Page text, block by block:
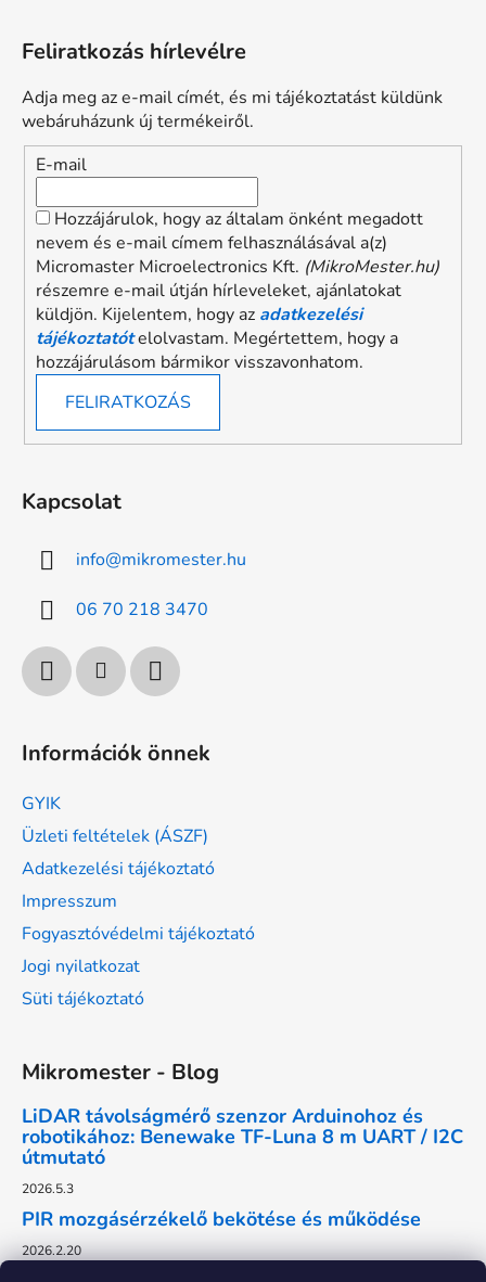
Feliratkozás hírlevélre
Adja meg az e-mail címét, és mi tájékoztatást küldünk
webáruházunk új termékeiről.
E-mail
Hozzájárulok, hogy az általam önként megadott
nevem és e-mail címem felhasználásával a(z)
Micromaster Microelectronics Kft. (MikroMester.hu)
részemre e-mail útján hírleveleket, ajánlatokat
küldjön. Kijelentem, hogy az adatkezelési
tájékoztatótelolvastam. Megértettem, hogy a
hozzájárulásom bármikor visszavonhatom.
FELIRATKOZÁS
Kapcsolat
info@mikromester.hu
06 70 218 3470
Információk önnek
GYIK
Üzleti feltételek (ÁSZF)
Adatkezelési tájékoztató
Impresszum
Fogyasztóvédelmi tájékoztató
Jogi nyilatkozat
Süti tájékoztató
Mikromester - Blog
LiDAR távolságmérő szenzor Arduinohoz és
robotikához: Benewake TF-Luna 8 m UART / I2C
útmutató
2026.5.3
PIR mozgásérzékelő bekötése és működése
2026.2.20